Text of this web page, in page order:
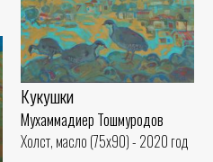
Кукушки
Мухаммадиер Тошмуродов
Холст, масло (75x90) - 2020 год